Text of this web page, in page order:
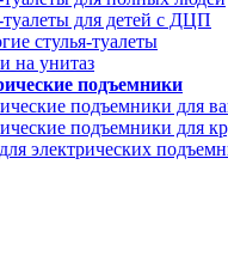
туалеты для детей с ДЦП
стулья-туалеты
на унитаз
подъемники
подъемники для
подъемники для
электрических